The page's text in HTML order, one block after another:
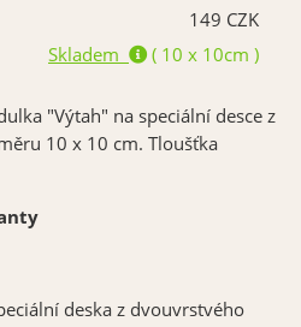
149 CZK
Skladem ( 10 x 10cm )
"Výtah" na speciální desce z
10 x 10 cm. Tloušťka
deska z dvouvrstvého